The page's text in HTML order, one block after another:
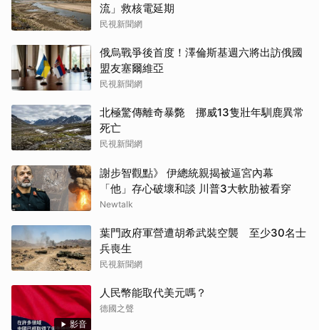
流」救核電延期
民視新聞網
俄烏戰爭後首度！澤倫斯基週六將出訪俄國
盟友塞爾維亞
民視新聞網
北極驚傳離奇暴斃 挪威13隻壯年馴鹿異常
死亡
民視新聞網
謝步智觀點》 伊總統親揭被逼宮內幕
「他」存心破壞和談 川普3大軟肋被看穿
Newtalk
葉門政府軍營遭胡希武裝空襲 至少30名士
兵喪生
民視新聞網
影音
人民幣能取代美元嗎？
德國之聲